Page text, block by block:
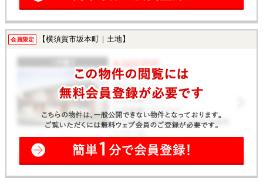
会員限定 【横須賀市坂本町｜土地】